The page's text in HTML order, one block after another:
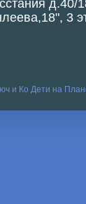
д.40/
3
и Ко Дети на